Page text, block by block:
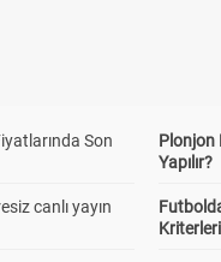
Son
canlı yayın
Plonjon
Yapılır?
Kriterleri